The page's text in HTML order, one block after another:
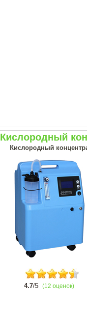
Кислородный
Кислородный
4.7/5 (12 оценок)